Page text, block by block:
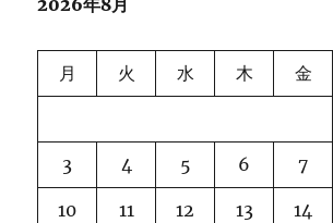
2026年8月
月 火 水 木 金
3 4 5 6 7
10 11 12 13 14